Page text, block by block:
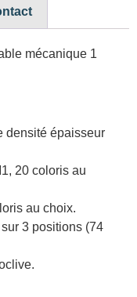
mécanique 1
densité épaisseur
20 coloris au
au choix.
3 positions (74